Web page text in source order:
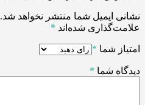
نشانی ایمیل شما منتشر نخواهد شد.
علامت‌گذاری شده‌اند *
امتیاز شما *
دیدگاه شما *